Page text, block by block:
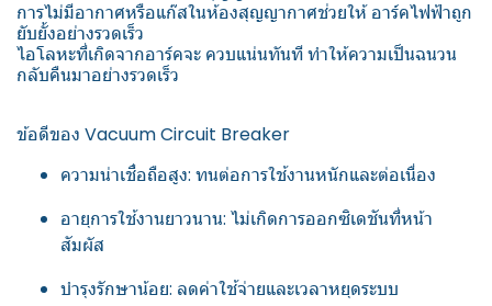
การไม่มีอากาศหรือแก๊สในห้องสุญญากาศช่วยให้ อาร์คไฟฟ้าถูก
ยับยั้งอย่างรวดเร็ว
ไอโลหะที่เกิดจากอาร์คจะ ควบแน่นทันที ทำให้ความเป็นฉนวน
กลับคืนมาอย่างรวดเร็ว
ข้อดีของ Vacuum Circuit Breaker
ความน่าเชื่อถือสูง: ทนต่อการใช้งานหนักและต่อเนื่อง
อายุการใช้งานยาวนาน: ไม่เกิดการออกซิเดชันที่หน้า
สัมผัส
บำรุงรักษาน้อย: ลดค่าใช้จ่ายและเวลาหยุดระบบ